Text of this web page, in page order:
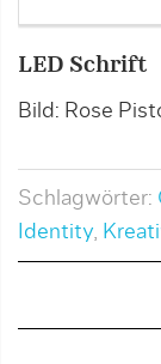
LED Schrift
Bild: Rose
Schlagwörter:
Identity,